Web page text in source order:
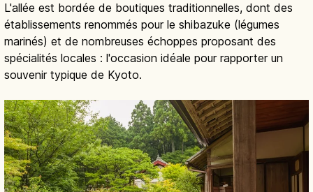
L'allée est bordée de boutiques traditionnelles, dont des
établissements renommés pour le shibazuke (légumes
marinés) et de nombreuses échoppes proposant des
spécialités locales : l'occasion idéale pour rapporter un
souvenir typique de Kyoto.